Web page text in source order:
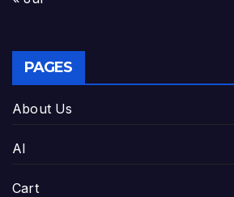
PAGES
About Us
AI
Cart